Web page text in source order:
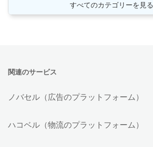
すべてのカテゴリーを見る
関連のサービス
ノバセル（広告のプラットフォーム）
ハコベル（物流のプラットフォーム）